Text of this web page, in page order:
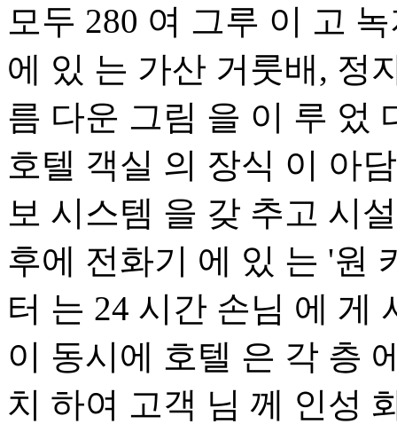
모두 280 여 그루 이 고
에 있 는 가산 거룻배, 정
름 다운 그림 을 이 루 었
호텔 객실 의 장식 이 아
보 시스템 을 갖 추고 시
후에 전화기 에 있 는 '원
터 는 24 시간 손님 에 게
이 동시에 호텔 은 각 층
치 하여 고객 님 께 인성